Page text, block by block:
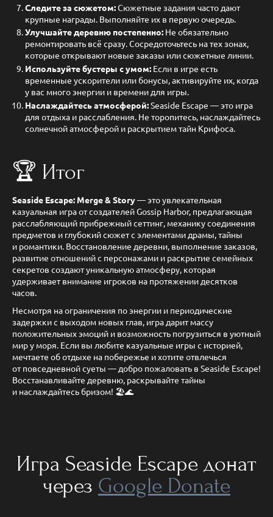
Следите за сюжетом:Сюжетные задания часто дают
крупные награды. Выполняйте их в первую очередь.
Улучшайте деревню постепенно: Не обязательно
ремонтировать всё сразу. Сосредоточьтесь на тех зонах,
которые открывают новые заказы или сюжетные линии.
Используйте бустеры с умом: Если в игре есть
временные ускорители или бонусы, активируйте их, когда
у вас много энергии и времени для игры.
Наслаждайтесь атмосферой:Seaside Escape — это игра
для отдыха и расслабления. Не торопитесь, наслаждайтесь
солнечной атмосферой и раскрытием тайн Крифоса.
🏆 Итог
Seaside Escape: Merge & Story— это увлекательная
казуальная игра от создателей Gossip Harbor, предлагающая
расслабляющий прибрежный сеттинг, механику соединения
предметов и глубокий сюжет с элементами драмы, тайны
и романтики. Восстановление деревни, выполнение заказов,
развитие отношений с персонажами и раскрытие семейных
секретов создают уникальную атмосферу, которая
удерживает внимание игроков на протяжении десятков
часов.
Несмотря на ограничения по энергии и периодические
задержки с выходом новых глав, игра дарит массу
положительных эмоций и возможность погрузиться в уютный
мир у моря. Если вы любите казуальные игры с историей,
мечтаете об отдыхе на побережье и хотите отвлечься
от повседневной суеты — добро пожаловать в Seaside Escape!
Восстанавливайте деревню, раскрывайте тайны
и наслаждайтесь бризом! 🏖️🌊
Игра Seaside Escape донат
через Google Donate